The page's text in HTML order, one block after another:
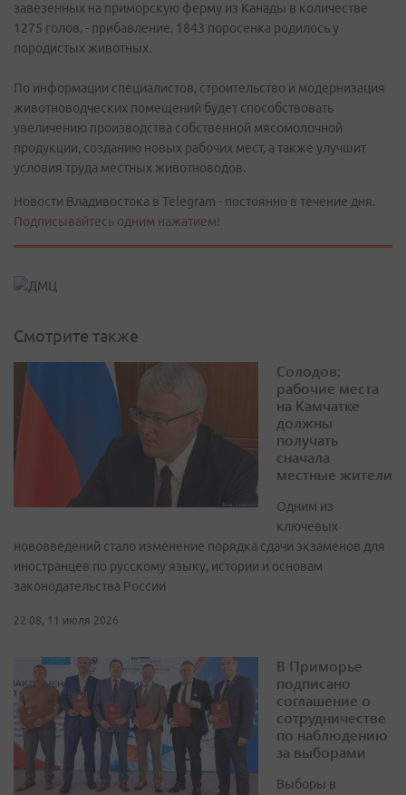
завезенных на приморскую ферму из Канады в количестве
1275 голов, - прибавление. 1843 поросенка родилось у
породистых животных.
По информации специалистов, строительство и модернизация
животноводческих помещений будет способствовать
увеличению производства собственной мясомолочной
продукции, созданию новых рабочих мест, а также улучшит
условия труда местных животноводов.
Новости Владивостока в Telegram - постоянно в течение дня.
Подписывайтесь одним нажатием!
Смотрите также
Солодов:
рабочие места
на Камчатке
должны
получать
сначала
местные жители
Одним из
ключевых
нововведений стало изменение порядка сдачи экзаменов для
иностранцев по русскому языку, истории и основам
законодательства России
22:08, 11 июля 2026
В Приморье
подписано
соглашение о
сотрудничестве
по наблюдению
за выборами
Выборы в